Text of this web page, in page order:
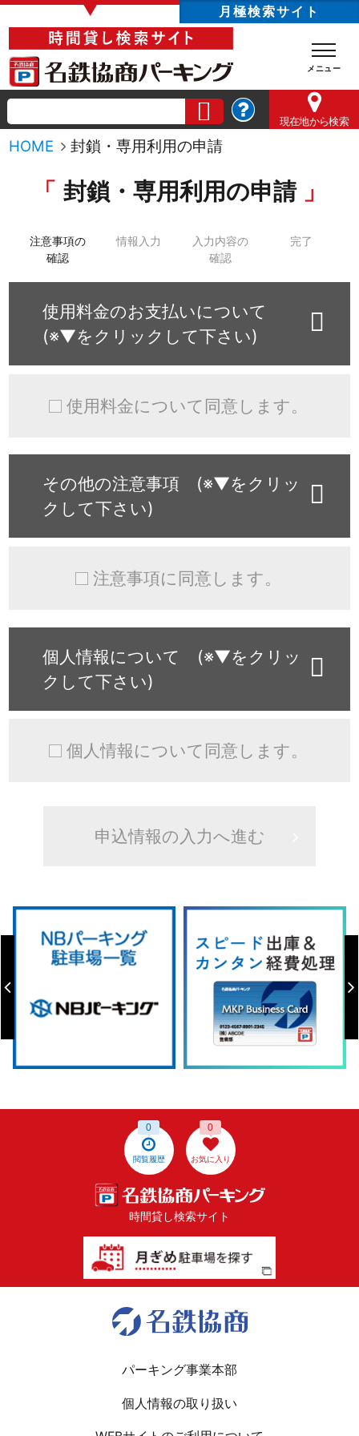
▼ 月極検索サイト
現在地から検索
HOME 封鎖・専用利用の申請
封鎖・専用利用の申請
注意事項の
確認
情報入力
入力内容の
確認
完了
使用料金のお支払いについて
(※▼をクリックして下さい)
使用料金について同意します。
その他の注意事項 (※▼をクリッ
クして下さい)
注意事項に同意します。
個人情報について (※▼をクリッ
クして下さい)
個人情報について同意します。
閲覧履歴
0
お気に入り
0
時間貸し検索サイト
パーキング事業本部
個人情報の取り扱い